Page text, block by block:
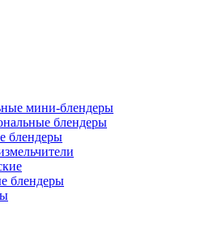
мини-блендеры
блендеры
блендеры
блендеры